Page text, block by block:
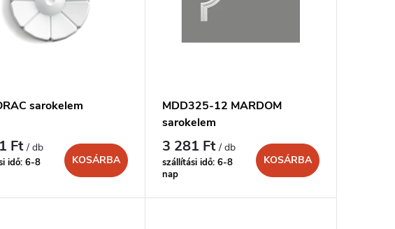
sarokelem
Ft/ db
idő: 6-8
KOSÁRBA
MDD325-12 MARDOM
sarokelem
3 281 Ft/ db
szállítási idő: 6-8
nap
KOSÁRBA